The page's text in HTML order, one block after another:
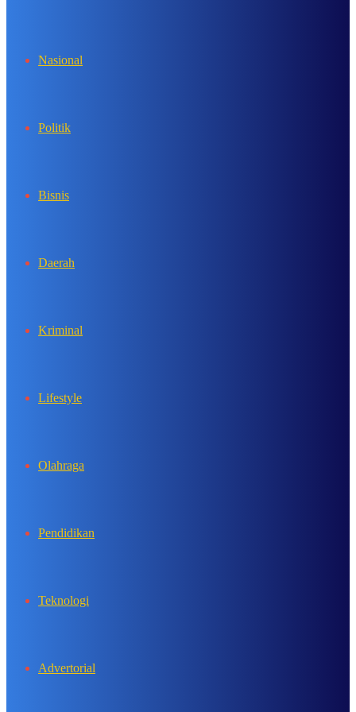
Nasional
Politik
Bisnis
Daerah
Kriminal
Lifestyle
Olahraga
Pendidikan
Teknologi
Advertorial